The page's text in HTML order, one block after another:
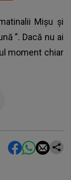
Mișu și
”. Dacă nu ai
moment chiar